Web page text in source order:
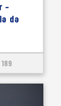
–
də
189